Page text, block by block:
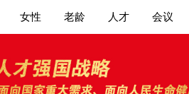
女性 老龄 人才 会议